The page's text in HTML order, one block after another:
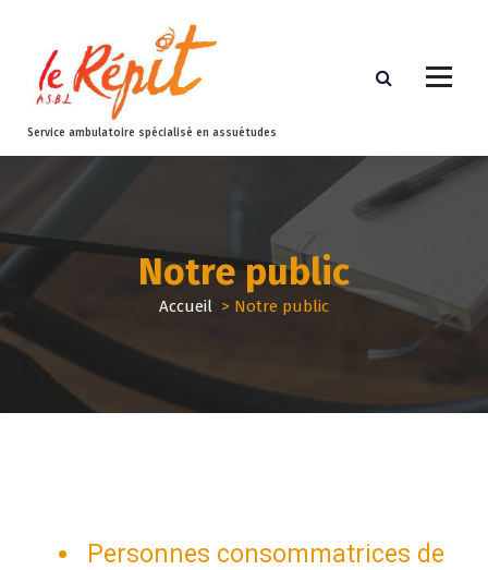
Service ambulatoire spécialisé en assuétudes
Notre public
Accueil > Notre public
Personnes consommatrices de